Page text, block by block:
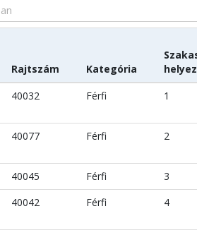
Rajtszám Kategória
40032 Férfi 1
40077 Férfi 2
40045 Férfi
3
40042 Férfi 4